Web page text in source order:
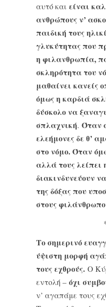
αυτό και είναι
ανθρώπους ν’
παιδική τους
γλυκύτητας που
η φιλανθρωπία,
σκληρότητα του
μαθαίνει κανείς
όμως η καρδιά
δύσκολο να
σπλαχνική. Όταν
ελεήμονες δε θ’
στο νόμο. Όταν
αλλά τους
διακινδυνεύουν
της δόξας που
στους
Το σημερινό
ύψιστη μορφή
τους εχθρούς. Ο
εντολή – όχι
ν’ αγαπάμε τους